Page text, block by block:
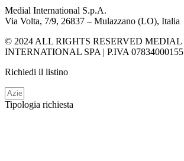
Medial International S.p.A.
Via Volta, 7/9, 26837 – Mulazzano (LO), Italia
© 2024 ALL RIGHTS RESERVED MEDIAL
INTERNATIONAL SPA | P.IVA 07834000155
Richiedi il listino
Tipologia richiesta